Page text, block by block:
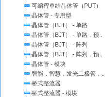
可编程单结晶体管（PUT）
晶体管 - 专用型
晶体管（BJT） - 单路
晶体管（BJT） - 单路﹐预..
晶体管（BJT） - 阵列
晶体管（BJT） - 阵列﹐预..
晶体管 - 模块
智能，智慧，发光二极管，..
桥式整流器
桥式整流器 - 模块